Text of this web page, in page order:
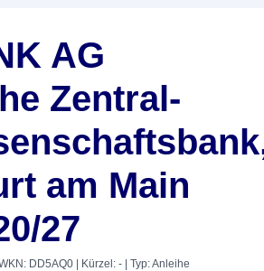
AG
Zentral-
am Main
27
WKN: DD5AQ0 | Kürzel: - | Typ: Anleihe